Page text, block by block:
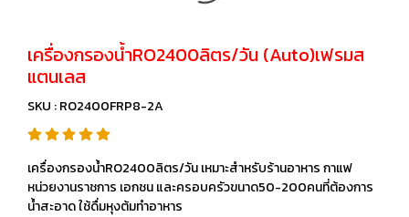
เครื่องกรองน้ำRO2400ลิตร/วัน (Auto)เฟรมส
แตนเลส
SKU : RO2400FRP8-2A
เครื่องกรองน้ำRO2400ลิตร/วัน เหมาะสำหรับร้านอาหาร กาแฟ
หน่วยงานราชการ เอกชน และครอบครัวขนาด50-200คนที่ต้องการ
น้ำสะอาด ใช้ดื่มหุงต้มทำอาหาร